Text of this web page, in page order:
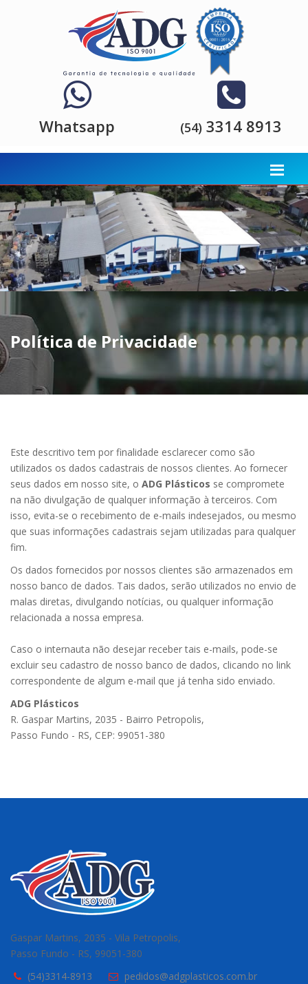
Whatsapp (54) 3314 8913
Política de Privacidade
Este descritivo tem por finalidade esclarecer como são
utilizados os dados cadastrais de nossos clientes. Ao fornecer
seus dados em nosso site, o ADG Plásticos se compromete
na não divulgação de qualquer informação à terceiros. Com
isso, evita-se o recebimento de e-mails indesejados, ou mesmo
que suas informações cadastrais sejam utilizadas para qualquer
fim.
Os dados fornecidos por nossos clientes são armazenados em
nosso banco de dados. Tais dados, serão utilizados no envio de
malas diretas, divulgando notícias, ou qualquer informação
relacionada a nossa empresa.
Caso o internauta não desejar receber tais e-mails, pode-se
excluir seu cadastro de nosso banco de dados, clicando no link
correspondente de algum e-mail que já tenha sido enviado.
ADG Plásticos
R. Gaspar Martins, 2035 - Bairro Petropolis,
Passo Fundo - RS, CEP: 99051-380
Gaspar Martins, 2035 - Vila Petropolis,
Passo Fundo - RS, 99051-380
(54)3314-8913
pedidos@adgplasticos.com.br